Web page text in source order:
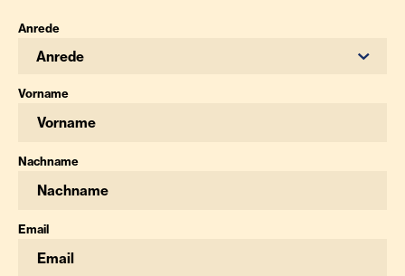
Anrede
Anrede
Vorname
Nachname
Email